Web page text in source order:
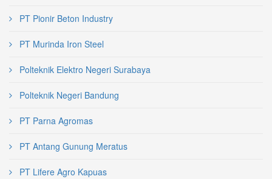
PT Pionir Beton Industry
PT Murinda Iron Steel
Polteknik Elektro Negeri Surabaya
Polteknik Negeri Bandung
PT Parna Agromas
PT Antang Gunung Meratus
PT Lifere Agro Kapuas